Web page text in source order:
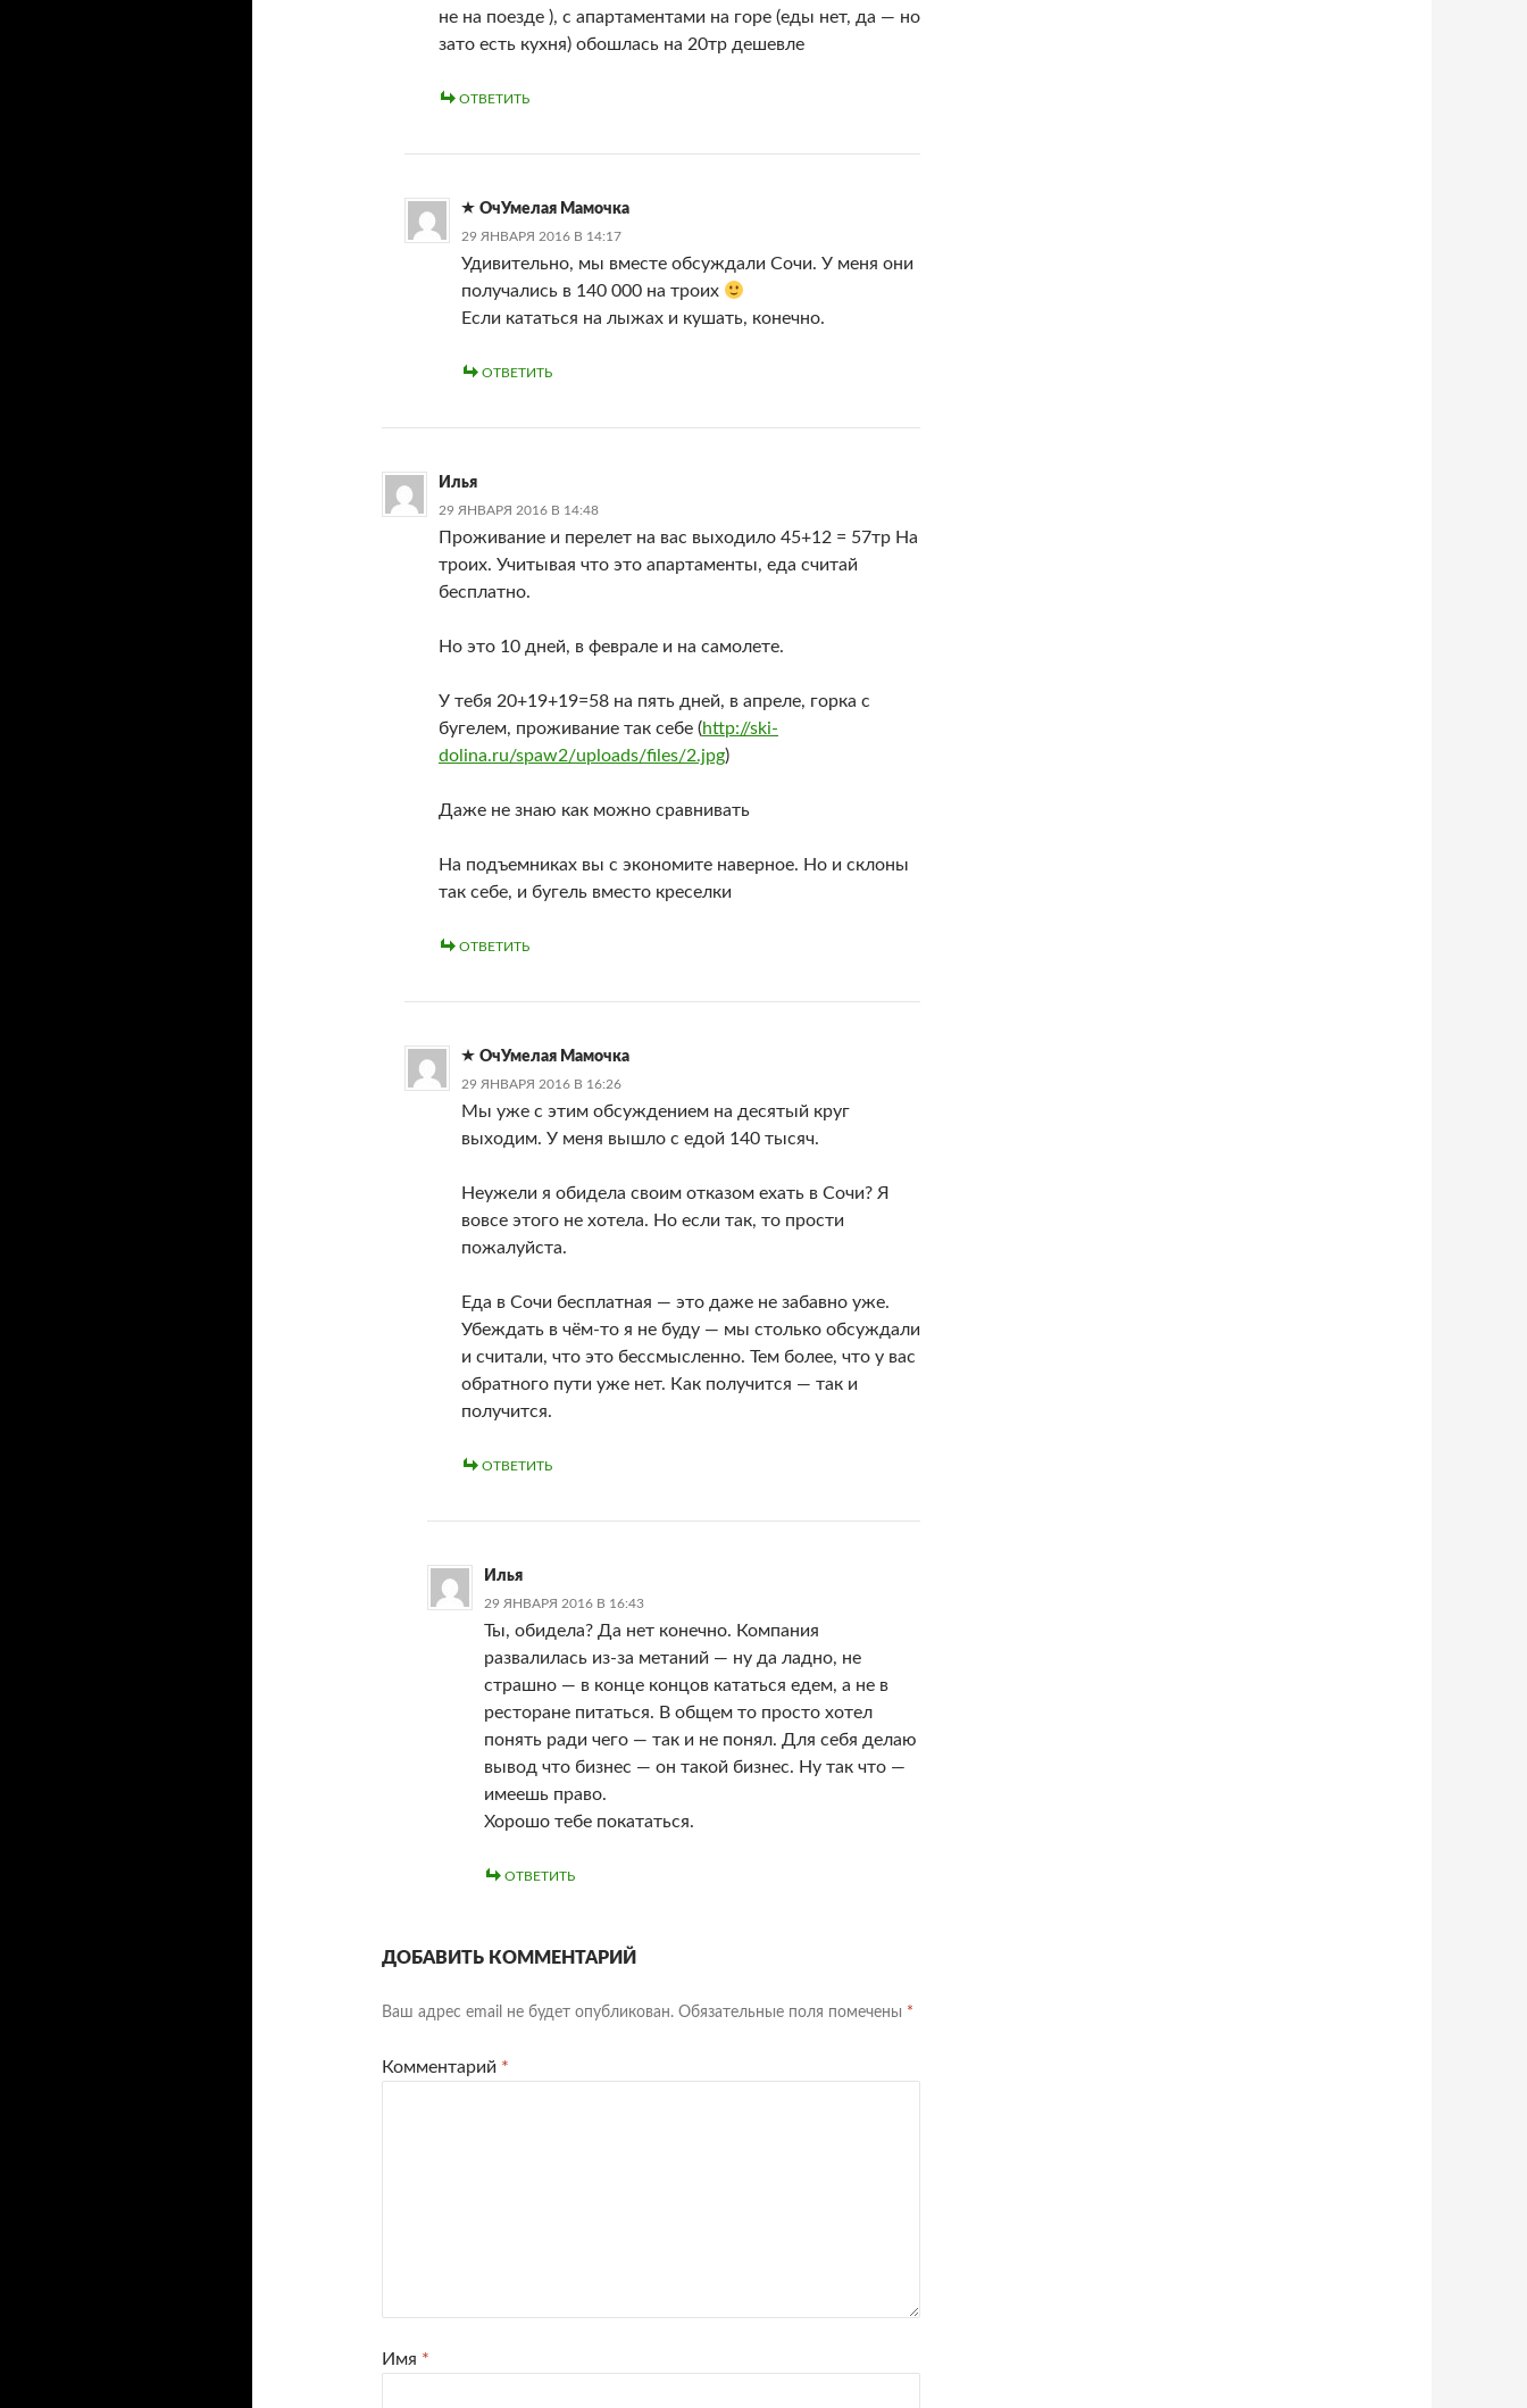
не на поезде ), с апартаментами на горе (еды нет, да — но
зато есть кухня) обошлась на 20тр дешевле
ОТВЕТИТЬ
ОчУмелая Мамочка
29 ЯНВАРЯ 2016 В 14:17
Удивительно, мы вместе обсуждали Сочи. У меня они
получались в 140 000 на троих
Если кататься на лыжах и кушать, конечно.
ОТВЕТИТЬ
Илья
29 ЯНВАРЯ 2016 В 14:48
Проживание и перелет на вас выходило 45+12 = 57тр На
троих. Учитывая что это апартаменты, еда считай
бесплатно.
Но это 10 дней, в феврале и на самолете.
У тебя 20+19+19=58 на пять дней, в апреле, горка с
бугелем, проживание так себе (http://ski-
dolina.ru/spaw2/uploads/files/2.jpg)
Даже не знаю как можно сравнивать
На подъемниках вы с экономите наверное. Но и склоны
так себе, и бугель вместо креселки
ОТВЕТИТЬ
ОчУмелая Мамочка
29 ЯНВАРЯ 2016 В 16:26
Мы уже с этим обсуждением на десятый круг
выходим. У меня вышло с едой 140 тысяч.
Неужели я обидела своим отказом ехать в Сочи? Я
вовсе этого не хотела. Но если так, то прости
пожалуйста.
Еда в Сочи бесплатная — это даже не забавно уже.
Убеждать в чём-то я не буду — мы столько обсуждали
и считали, что это бессмысленно. Тем более, что у вас
обратного пути уже нет. Как получится — так и
получится.
ОТВЕТИТЬ
Илья
29 ЯНВАРЯ 2016 В 16:43
Ты, обидела? Да нет конечно. Компания
развалилась из-за метаний — ну да ладно, не
страшно — в конце концов кататься едем, а не в
ресторане питаться. В общем то просто хотел
понять ради чего — так и не понял. Для себя делаю
вывод что бизнес — он такой бизнес. Ну так что —
имеешь право.
Хорошо тебе покататься.
ОТВЕТИТЬ
ДОБАВИТЬ КОММЕНТАРИЙ
Ваш адрес email не будет опубликован. Обязательные поля помечены *
Комментарий *
Имя *